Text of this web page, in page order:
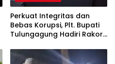
Perkuat Integritas dan
Bebas Korupsi, Plt. Bupati
Tulungagung Hadiri Rakor